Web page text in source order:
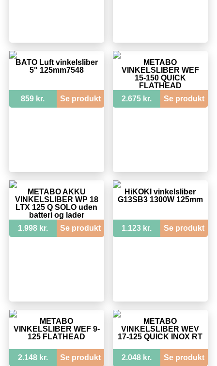
BATO Luft vinkelsliber
5" 125mm7548
859 kr. Se produkt
METABO
VINKELSLIBER WEF
15-150 QUICK
FLATHEAD
2.675 kr.
Se produkt
METABO AKKU
VINKELSLIBER WP 18
LTX 125 Q SOLO uden
batteri og lader
1.998 kr.
Se produkt
HiKOKI vinkelsliber
G13SB3 1300W 125mm
1.123 kr. Se produkt
METABO
VINKELSLIBER WEF 9-
125 FLATHEAD
2.148 kr. Se produkt
METABO
VINKELSLIBER WEV
17-125 QUICK INOX RT
2.048 kr. Se produkt